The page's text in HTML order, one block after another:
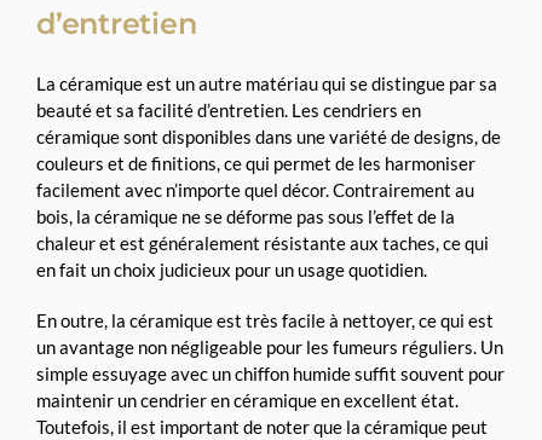
d’entretien
La céramique est un autre matériau qui se distingue par sa
beauté et sa facilité d’entretien. Les cendriers en
céramique sont disponibles dans une variété de designs, de
couleurs et de finitions, ce qui permet de les harmoniser
facilement avec n’importe quel décor. Contrairement au
bois, la céramique ne se déforme pas sous l’effet de la
chaleur et est généralement résistante aux taches, ce qui
en fait un choix judicieux pour un usage quotidien.
En outre, la céramique est très facile à nettoyer, ce qui est
un avantage non négligeable pour les fumeurs réguliers. Un
simple essuyage avec un chiffon humide suffit souvent pour
maintenir un cendrier en céramique en excellent état.
Toutefois, il est important de noter que la céramique peut